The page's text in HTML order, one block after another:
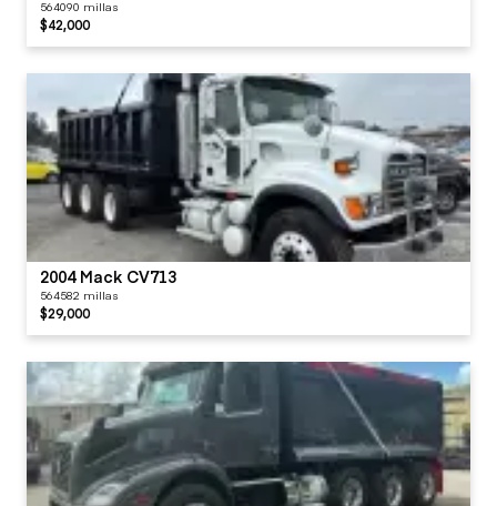
564090 millas
$42,000
2004 Mack CV713
564582 millas
$29,000